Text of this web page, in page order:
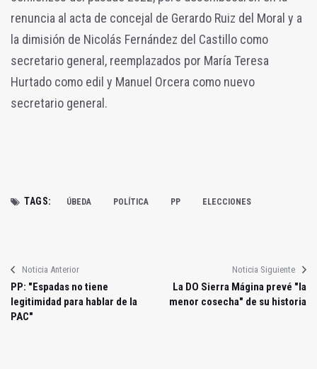
renuncia al acta de concejal de Gerardo Ruiz del Moral y a
la dimisión de Nicolás Fernández del Castillo como
secretario general, reemplazados por María Teresa
Hurtado como edil y Manuel Orcera como nuevo
secretario general.
TAGS: ÚBEDA POLÍTICA PP ELECCIONES
Noticia Anterior
PP: "Espadas no tiene
legitimidad para hablar de la
PAC"
Noticia Siguiente
La DO Sierra Mágina prevé "la
menor cosecha" de su historia